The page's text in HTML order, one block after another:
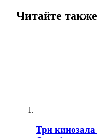
Читайте также
Три